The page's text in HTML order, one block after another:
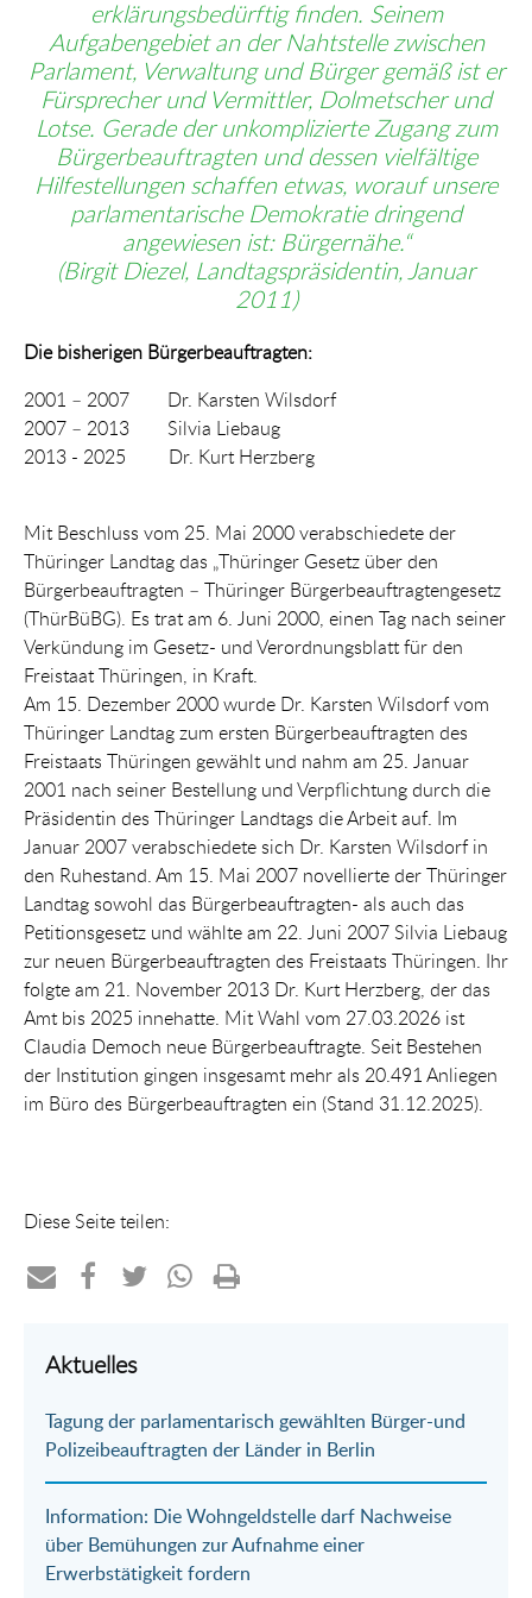
erklärungsbedürftig finden. Seinem
Aufgabengebiet an der Nahtstelle zwischen
Parlament, Verwaltung und Bürger gemäß ist er
Fürsprecher und Vermittler, Dolmetscher und
Lotse. Gerade der unkomplizierte Zugang zum
Bürgerbeauftragten und dessen vielfältige
Hilfestellungen schaffen etwas, worauf unsere
parlamentarische Demokratie dringend
angewiesen ist: Bürgernähe.“
(Birgit Diezel, Landtagspräsidentin, Januar
2011)
Die bisherigen Bürgerbeauftragten:
2001 – 2007 Dr. Karsten Wilsdorf
2007 – 2013 Silvia Liebaug
2013 - 2025 Dr. Kurt Herzberg
Mit Beschluss vom 25. Mai 2000 verabschiedete der
Thüringer Landtag das „Thüringer Gesetz über den
Bürgerbeauftragten – Thüringer Bürgerbeauftragtengesetz
(ThürBüBG). Es trat am 6. Juni 2000, einen Tag nach seiner
Verkündung im Gesetz- und Verordnungsblatt für den
Freistaat Thüringen, in Kraft.
Am 15. Dezember 2000 wurde Dr. Karsten Wilsdorf vom
Thüringer Landtag zum ersten Bürgerbeauftragten des
Freistaats Thüringen gewählt und nahm am 25. Januar
2001 nach seiner Bestellung und Verpflichtung durch die
Präsidentin des Thüringer Landtags die Arbeit auf. Im
Januar 2007 verabschiedete sich Dr. Karsten Wilsdorf in
den Ruhestand. Am 15. Mai 2007 novellierte der Thüringer
Landtag sowohl das Bürgerbeauftragten- als auch das
Petitionsgesetz und wählte am 22. Juni 2007 Silvia Liebaug
zur neuen Bürgerbeauftragten des Freistaats Thüringen. Ihr
folgte am 21. November 2013 Dr. Kurt Herzberg, der das
Amt bis 2025 innehatte. Mit Wahl vom 27.03.2026 ist
Claudia Democh neue Bürgerbeauftragte. Seit Bestehen
der Institution gingen insgesamt mehr als 20.491 Anliegen
im Büro des Bürgerbeauftragten ein (Stand 31.12.2025).
Diese Seite teilen:
per
Mail
auf
Aktuelles
Tagung der parlamentarisch gewählten Bürger-und
Polizeibeauftragten der Länder in Berlin
Information: Die Wohngeldstelle darf Nachweise
über Bemühungen zur Aufnahme einer
Erwerbstätigkeit fordern